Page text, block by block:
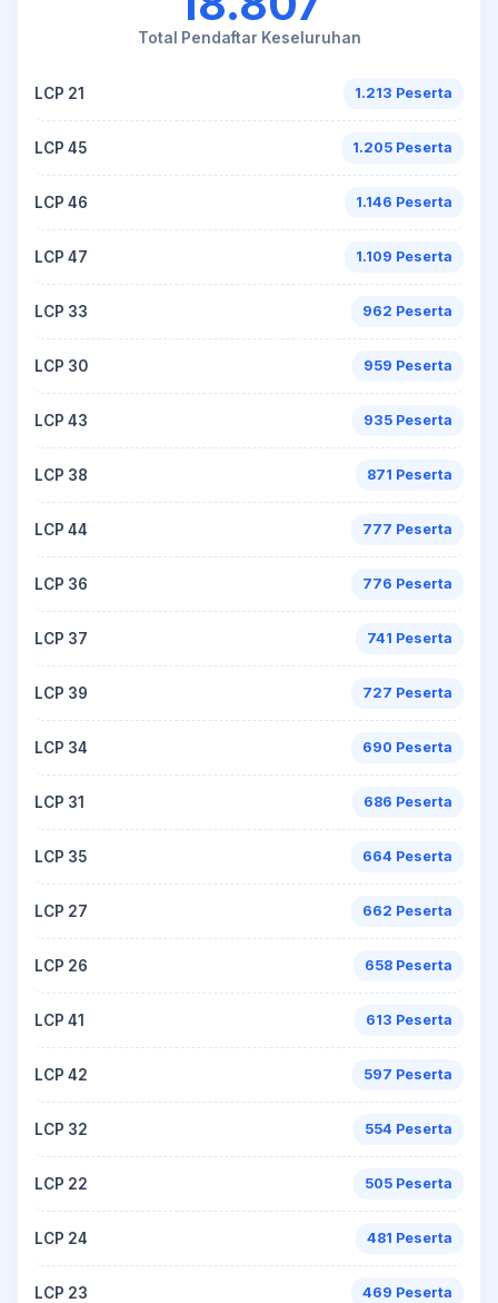
Total Pendaftar Keseluruhan
LCP 21 1.213 Peserta
LCP 45 1.205 Peserta
LCP 46 1.146 Peserta
LCP 47 1.109 Peserta
LCP 33 962 Peserta
LCP 30 959 Peserta
LCP 43 935 Peserta
LCP 38 871 Peserta
LCP 44 777 Peserta
LCP 36 776 Peserta
LCP 37 741 Peserta
LCP 39 727 Peserta
LCP 34 690 Peserta
LCP 31 686 Peserta
LCP 35 664 Peserta
LCP 27 662 Peserta
LCP 26 658 Peserta
LCP 41 613 Peserta
LCP 42 597 Peserta
LCP 32 554 Peserta
LCP 22 505 Peserta
LCP 24 481 Peserta
LCP 23 469 Peserta